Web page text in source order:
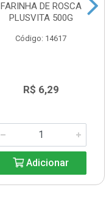
FARINHA DE ROSCA
PLUSVITA 500G
Código: 14617
R$ 6,29
Adicionar